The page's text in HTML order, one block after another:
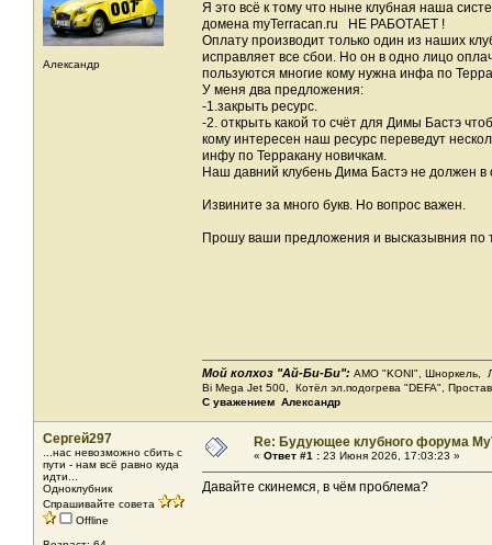
Александр
Я это всё к тому что ныне клубная наша
домена myTerracan.ru НЕ РАБОТАЕТ !
Оплату производит только один из наших
исправляет все сбои. Но он в одно лицо
пользуются многие кому нужна инфа по
У меня два предложения:
-1.закрыть ресурс.
-2. открыть какой то счёт для Димы Бастэ
кому интересен наш ресурс переведут
инфу по Терракану новичкам.
Наш давний клубень Дима Бастэ не должен
Извините за много букв. Но вопрос важен.
Прошу ваши предложения и высказывния по
Мой колхоз "Ай-Би-Би": АМО "KONI", Шноркель,
Bi Mega Jet 500, Котёл эл.подогрева "DEFA",
С уважением Александр
Сергей297
...нас невозможно сбить с
пути - нам всё равно куда
идти...
Одноклубник
Спрашивайте совета
Offline
Re: Будующее клубного форума
« Ответ #1 : 23 Июня 2026, 17:03:23 »
Давайте скинемся, в чём проблема?